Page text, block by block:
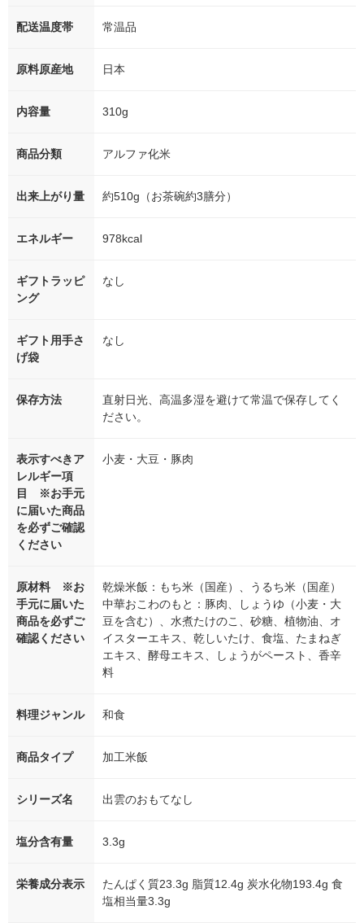
配送温度帯 常温品
原料原産地 日本
内容量 310g
商品分類 アルファ化米
出来上がり量 約510g（お茶碗約3膳分）
エネルギー 978kcal
ギフトラッピ
ング
なし
ギフト用手さ
げ袋
なし
保存方法
直射日光、高温多湿を避けて常温で保存してく
ださい。
表示すべきア
レルギー項
目 ※お手元
に届いた商品
を必ずご確認
ください
小麦・大豆・豚肉
原材料 ※お
手元に届いた
商品を必ずご
確認ください
乾燥米飯：もち米（国産）、うるち米（国産）
中華おこわのもと：豚肉、しょうゆ（小麦・大
豆を含む）、水煮たけのこ、砂糖、植物油、オ
イスターエキス、乾しいたけ、食塩、たまねぎ
エキス、酵母エキス、しょうがペースト、香辛
料
料理ジャンル 和食
商品タイプ 加工米飯
シリーズ名 出雲のおもてなし
塩分含有量 3.3g
栄養成分表示
たんぱく質23.3g 脂質12.4g 炭水化物193.4g 食
塩相当量3.3g